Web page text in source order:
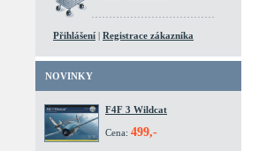
Přihlášení | Registrace zákazníka
NOVINKY
F4F 3 Wildcat
Cena: 499,-